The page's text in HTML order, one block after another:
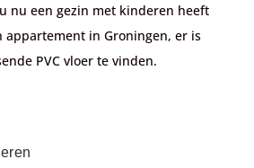
nu een gezin met kinderen heeft
appartement in Groningen, er is
PVC vloer te vinden.